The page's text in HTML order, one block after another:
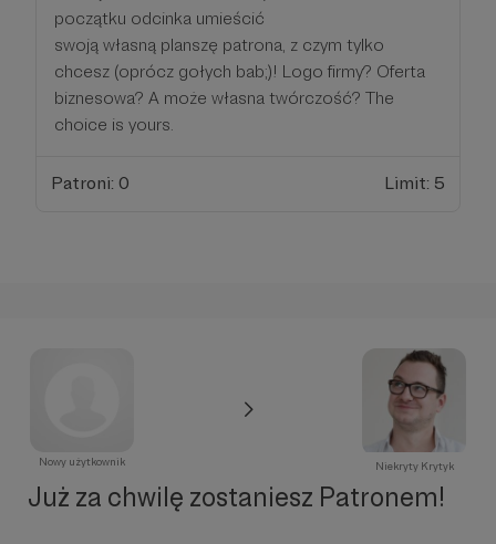
początku odcinka umieścić
swoją własną planszę patrona, z czym tylko
chcesz (oprócz gołych bab;)! Logo firmy? Oferta
biznesowa? A może własna twórczość? The
choice is yours.
Patroni: 0 Limit: 5
Nowy użytkownik Niekryty Krytyk
Już za chwilę zostaniesz Patronem!